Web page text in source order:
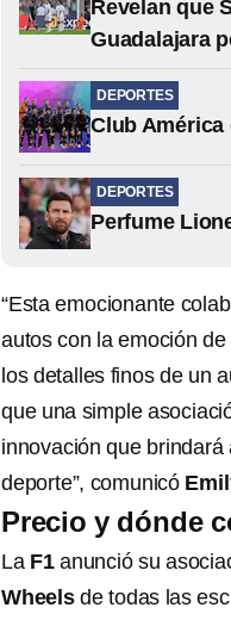
Revelan que
Guadalajara
DEPORTES
Club América
DEPORTES
Perfume
“Esta emocionante
autos con la emoción
los detalles finos de un
que una simple
innovación que
deporte”, comunicó
Precio y dónde
La F1anunció su
Wheelsde todas las